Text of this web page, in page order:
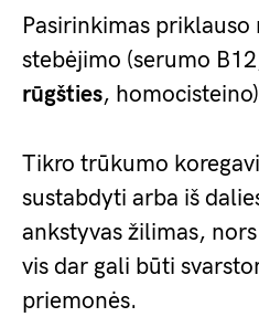
Pasirinkimas
stebėjimo (serumo
rūgšties,
Tikro trūkumo
sustabdyti arba iš
ankstyvas žilimas,
vis dar gali būti
priemonės.